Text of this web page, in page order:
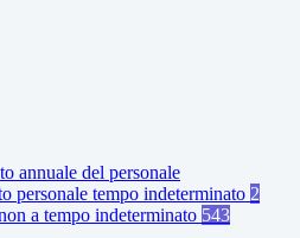
annuale del personale
personale tempo indeterminato 2
a tempo indeterminato 543